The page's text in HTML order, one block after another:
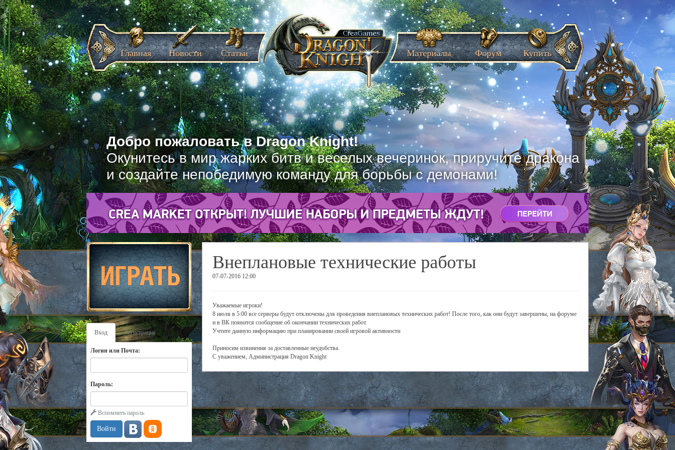
Добро пожаловать в Dragon Knight!
Окунитесь в мир жарких битв и веселых вечеринок, приручите дракона
и создайте непобедимую команду для борьбы с демонами!
Главная Новости Статьи Материалы Форум Купить
Вход Регистрация
Логин или Почта:
Пароль:
Вспомнить пароль
Внеплановые технические работы
07-07-2016 12:00
Уважаемые игроки!
8 июля в 5:00 все серверы будут отключены для проведения внеплановых технических работ! После того, как они будут завершены, на форуме
и в ВК появится сообщение об окончании технических работ.
Учтите данную информацию при планировании своей игровой активности
Приносим извинения за доставленные неудобства.
С уважением, Администрация Dragon Knight